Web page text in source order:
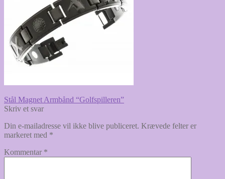
Indlægsnavigation
Forrige
indlæg:
Stål Magnet Armbånd “Golfspilleren”
Skriv et svar
Din e-mailadresse vil ikke blive publiceret. Krævede felter er
markeret med *
Kommentar *